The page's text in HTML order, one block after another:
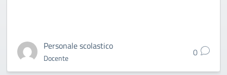
Personale scolastico
Docente 0